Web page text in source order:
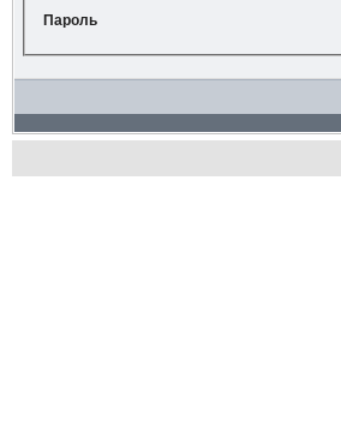
Пароль